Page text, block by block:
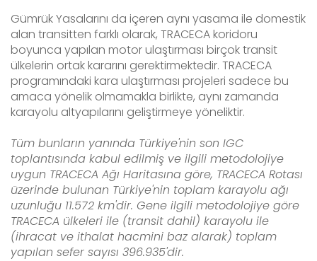
Gümrük Yasalarını da içeren aynı yasama ile domestik
alan transitten farklı olarak, TRACECA koridoru
boyunca yapılan motor ulaştırması birçok transit
ülkelerin ortak kararını gerektirmektedir. TRACECA
programındaki kara ulaştırması projeleri sadece bu
amaca yönelik olmamakla birlikte, aynı zamanda
karayolu altyapılarını geliştirmeye yöneliktir.
Tüm bunların yanında Türkiye'nin son IGC
toplantısında kabul edilmiş ve ilgili metodolojiye
uygun TRACECA Ağı Haritasına göre, TRACECA Rotası
üzerinde bulunan Türkiye'nin toplam karayolu ağı
uzunluğu 11.572 km'dir. Gene ilgili metodolojiye göre
TRACECA ülkeleri ile (transit dahil) karayolu ile
(ihracat ve ithalat hacmini baz alarak) toplam
yapılan sefer sayısı 396.935'dir.